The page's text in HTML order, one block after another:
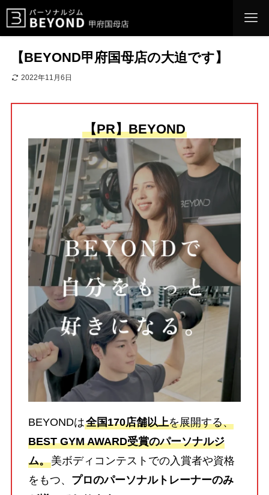
【BEYOND甲府国母店の大迫です】
2022年11月6日
【PR】BEYOND
BEYONDは全国170店舗以上を展開する、
BEST GYM AWARD受賞のパーソナルジ
ム。美ボディコンテストでの入賞者や資格
をもつ、 プロのパーソナルトレーナーのみ